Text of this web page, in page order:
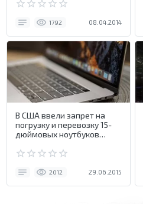
1792 08.04.2014
В США ввели запрет на
погрузку и перевозку 15-
дюймовых ноутбуков
2012 29.06.2015